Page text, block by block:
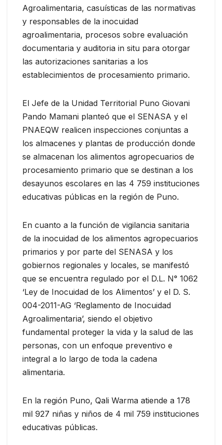
Agroalimentaria, casuísticas de las normativas
y responsables de la inocuidad
agroalimentaria, procesos sobre evaluación
documentaria y auditoria in situ para otorgar
las autorizaciones sanitarias a los
establecimientos de procesamiento primario.
El Jefe de la Unidad Territorial Puno Giovani
Pando Mamani planteó que el SENASA y el
PNAEQW realicen inspecciones conjuntas a
los almacenes y plantas de producción donde
se almacenan los alimentos agropecuarios de
procesamiento primario que se destinan a los
desayunos escolares en las 4 759 instituciones
educativas públicas en la región de Puno.
En cuanto a la función de vigilancia sanitaria
de la inocuidad de los alimentos agropecuarios
primarios y por parte del SENASA y los
gobiernos regionales y locales, se manifestó
que se encuentra regulado por el D.L. N° 1062
‘Ley de Inocuidad de los Alimentos’ y el D. S.
004-2011-AG ‘Reglamento de Inocuidad
Agroalimentaria’, siendo el objetivo
fundamental proteger la vida y la salud de las
personas, con un enfoque preventivo e
integral a lo largo de toda la cadena
alimentaria.
En la región Puno, Qali Warma atiende a 178
mil 927 niñas y niños de 4 mil 759 instituciones
educativas públicas.